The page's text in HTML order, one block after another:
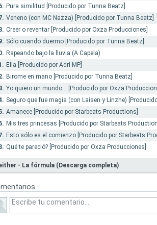
Pura similitud [Producido por Tunna Beatz]
Veneno (con MC Nazza) [Producido por Tunna Beatz]
Creer o reventar [Producido por Oxza Producciones]
Sólo cuando duermo [Producido por Tunna Beatz]
Rapeando bajo la lluvia (A Capela)
Ella [Producido por Adri MP]
Birome en mano [Producido por Tunna Beatz]
Yo quiero un mundo... [Producido por Oxza
Seguro que fue magia (con Laisen y Linzhe)
Amanece [Producido por Starbeats Productions]
Mis tres princesas [Producido por Starbeats
Esto sólo es el comienzo [Producido por Starbeats
Qué te pareció? [Producido por Oxza Producciones]
- La fórmula (Descarga completa)